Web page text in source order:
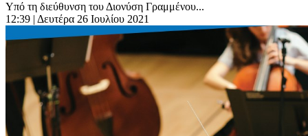
Υπό τη διεύθυνση του Διονύση Γραμμένου...
12:39 | Δευτέρα 26 Ιουλίου 2021